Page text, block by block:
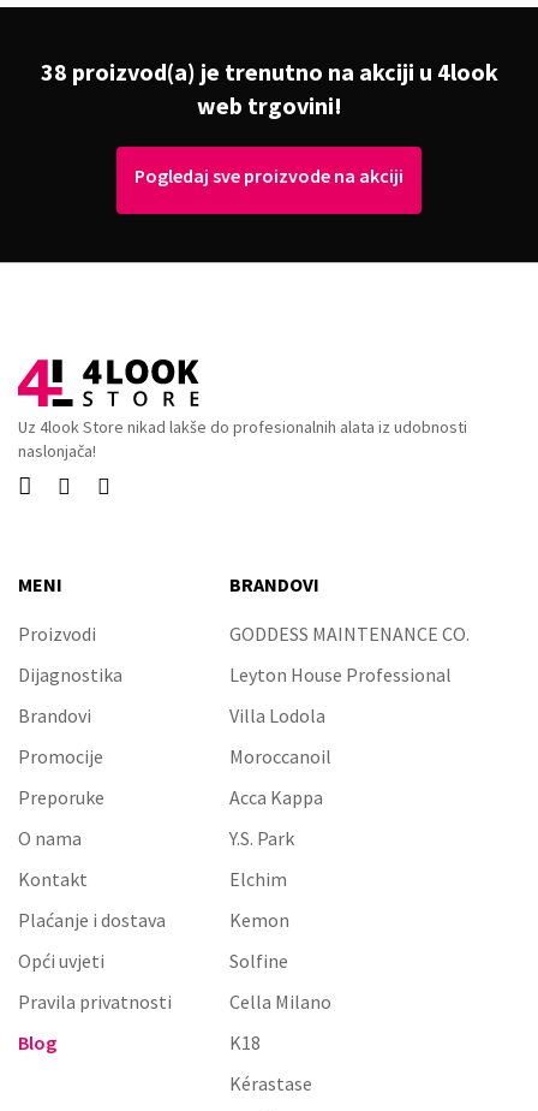
38 proizvod(a) je trenutno na akciji u 4look
web trgovini!
Pogledaj sve proizvode na akciji
Uz 4look Store nikad lakše do profesionalnih alata iz udobnosti
naslonjača!
  
MENI
Proizvodi
Dijagnostika
Brandovi
Promocije
Preporuke
O nama
Kontakt
Plaćanje i dostava
Opći uvjeti
Pravila privatnosti
Blog
BRANDOVI
GODDESS MAINTENANCE CO.
Leyton House Professional
Villa Lodola
Moroccanoil
Acca Kappa
Y.S. Park
Elchim
Kemon
Solfine
Cella Milano
K18
Kérastase